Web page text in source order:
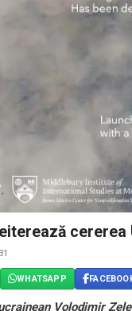
cererea
WHATSAPP
Volodimir